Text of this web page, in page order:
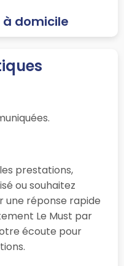
à domicile
prestations,
ou souhaitez
une réponse rapide
Le Must par
écoute pour